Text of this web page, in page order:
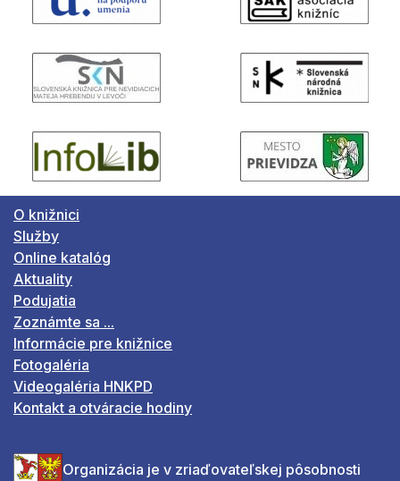
O knižnici
Služby
Online katalóg
Aktuality
Podujatia
Zoznámte sa ...
Informácie pre knižnice
Fotogaléria
Videogaléria HNKPD
Kontakt a otváracie hodiny
Organizácia je v zriaďovateľskej pôsobnosti